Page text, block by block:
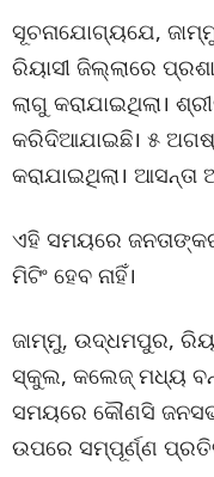
ସୂଚନାଯୋଗ୍ୟଯେ,
ରିୟାସୀ ଜିଲ୍ଲାରେ
ଲାଗୁ କରାଯାଇଥିଲା।
କରିଦିଆଯାଇଛି। ୫
କରାଯାଇଥିଲା।
ଏହି ସମୟରେ
ମିଟିଂ ହେବ ନାହିଁ।
ଜାମ୍ମୁ, ଉଦ୍ଧମପୁର,
ସ୍କୁଲ, କଲେଜ୍ ମଧ୍ୟ
ସମୟରେ କୌଣସି
ଉପରେ ସମ୍ପୂର୍ଣ୍ଣ